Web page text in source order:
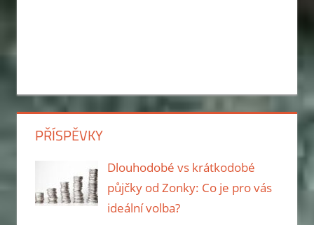
PŘÍSPĚVKY
Dlouhodobé vs krátkodobé
půjčky od Zonky: Co je pro vás
ideální volba?